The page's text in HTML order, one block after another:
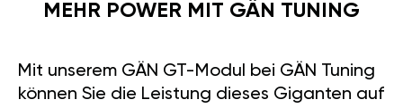
MEHR POWER MIT GÄN TUNING
Mit unserem GÄN GT-Modul bei GÄN Tuning
können Sie die Leistung dieses Giganten auf